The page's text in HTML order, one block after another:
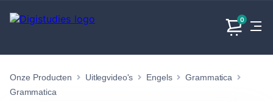
0
Exacte
vakken
Taalvakken MaatschappijvakkenProducten
Onze Producten Uitlegvideo's Engels
Grammatica
Grammatica